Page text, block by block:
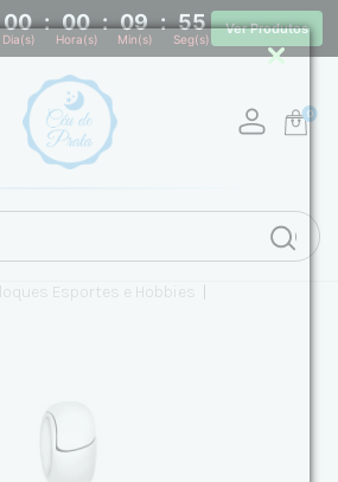
00 : 00 : 09 : 55
Dia(s) Hora(s) Min(s) Seg(s)
Ver Produtos
0
Esportes e Hobbies